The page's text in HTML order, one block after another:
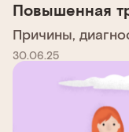
Повышенная
Причины,
30.06.25